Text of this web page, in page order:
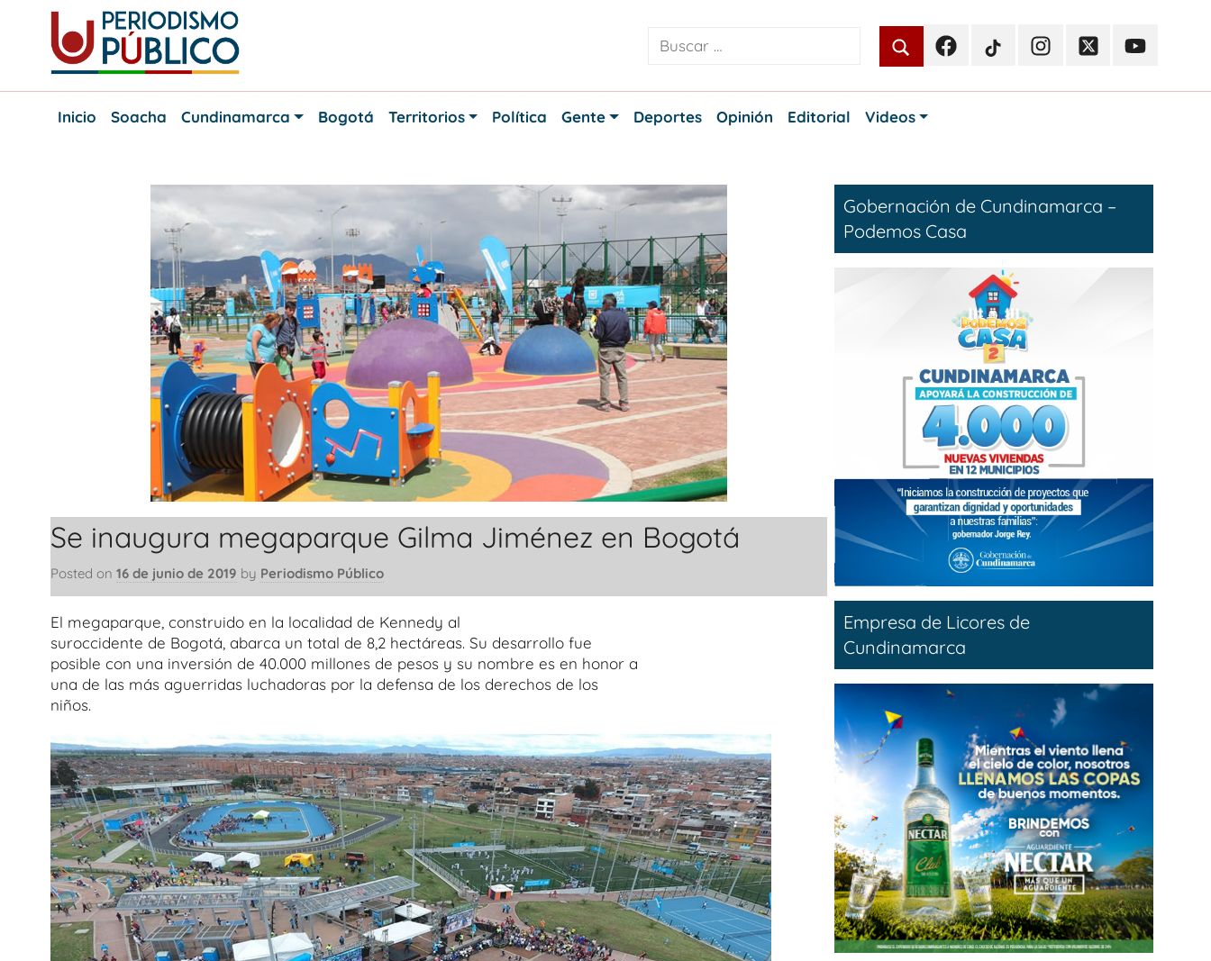
content
Periodismo
Noticias
FacebookTikTokInstagramTwitterYoutube
Inicio
Soacha Cundinamarca Bogotá Territorios Política Gente Deportes Opinión Editorial Videos
Se inaugura megaparque Gilma Jiménez en Bogotá
Posted on 16 de junio de 2019 by Periodismo Público
El megaparque, construido en la localidad de Kennedy al
suroccidente de Bogotá, abarca un total de 8,2 hectáreas. Su desarrollo fue
posible con una inversión de 40.000 millones de pesos y su nombre es en honor a
una de las más aguerridas luchadoras por la defensa de los derechos de los
niños.
Gobernación de Cundinamarca –
Podemos Casa
Empresa de Licores de
Cundinamarca